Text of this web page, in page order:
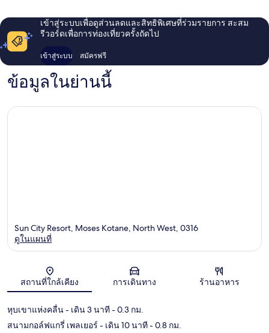
เข้าสู่ระบบเพื่อดูส่วนลดและสิทธิพิเศษที่ร่วมรายการ สะสม
รีวอร์ดเพื่อการท่องเที่ยวครั้งถัดไป
เข้าสู่ระบบ สมัครฟรี
ข้อมูลในย่านนี้
แผนที่
Sun City Resort, Moses Kotane, North West, 0316
ดูในแผนที่
สถานที่ใกล้เคียง การเดินทาง ร้านอาหาร
หุบเขาแห่งคลื่น- เดิน 3 นาที- 0.3 กม.
สนามกอล์ฟแกรี่ เพลเยอร์ - เดิน 10 นาที- 0.8 กม.